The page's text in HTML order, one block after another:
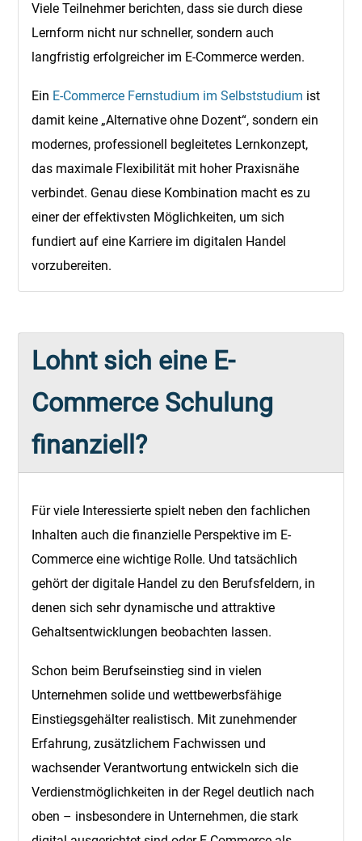
Viele Teilnehmer berichten, dass sie durch diese
Lernform nicht nur schneller, sondern auch
langfristig erfolgreicher im E-Commerce werden.
Ein E-Commerce Fernstudium im Selbststudium ist
damit keine „Alternative ohne Dozent“, sondern ein
modernes, professionell begleitetes Lernkonzept,
das maximale Flexibilität mit hoher Praxisnähe
verbindet. Genau diese Kombination macht es zu
einer der effektivsten Möglichkeiten, um sich
fundiert auf eine Karriere im digitalen Handel
vorzubereiten.
Lohnt sich eine E-
Commerce Schulung
finanziell?
Für viele Interessierte spielt neben den fachlichen
Inhalten auch die finanzielle Perspektive im E-
Commerce eine wichtige Rolle. Und tatsächlich
gehört der digitale Handel zu den Berufsfeldern, in
denen sich sehr dynamische und attraktive
Gehaltsentwicklungen beobachten lassen.
Schon beim Berufseinstieg sind in vielen
Unternehmen solide und wettbewerbsfähige
Einstiegsgehälter realistisch. Mit zunehmender
Erfahrung, zusätzlichem Fachwissen und
wachsender Verantwortung entwickeln sich die
Verdienstmöglichkeiten in der Regel deutlich nach
oben – insbesondere in Unternehmen, die stark